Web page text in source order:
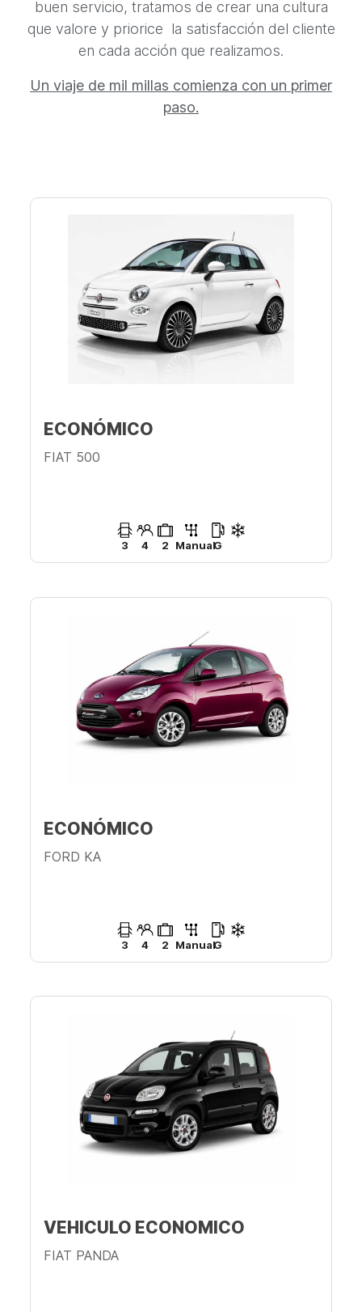
buen servicio, tratamos de crear una cultura
que valore y priorice la satisfacción del cliente
en cada acción que realizamos.
Un viaje de mil millas comienza con un primer
paso.
ECONÓMICO
FIAT 500
3 4 2 ManualG
ECONÓMICO
FORD KA
3 4 2 ManualG
VEHICULO ECONOMICO
FIAT PANDA